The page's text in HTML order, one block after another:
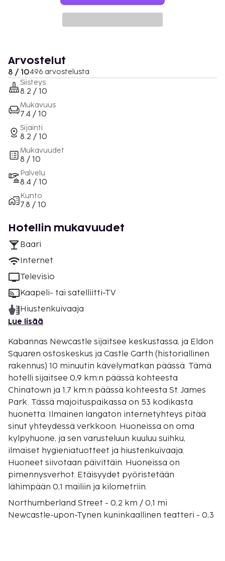
Arvostelut
8 / 10496 arvostelusta
Siisteys
8.2 / 10
Mukavuus
7.4 / 10
Sijainti
8.2 / 10
Mukavuudet
8 / 10
Palvelu
8.4 / 10
Kunto
7.8 / 10
Hotellin mukavuudet
Baari
Internet
Televisio
Kaapeli- tai satelliitti-TV
Hiustenkuivaaja
Lue lisää
Kabannas Newcastle sijaitsee keskustassa, ja Eldon
Squaren ostoskeskus ja Castle Garth (historiallinen
rakennus) 10 minuutin kävelymatkan päässä. Tämä
hotelli sijaitsee 0,9 km:n päässä kohteesta
Chinatown ja 1,7 km:n päässä kohteesta St. James
Park. Tässä majoituspaikassa on 53 kodikasta
huonetta. Ilmainen langaton internetyhteys pitää
sinut yhteydessä verkkoon. Huoneissa on oma
kylpyhuone, ja sen varusteluun kuuluu suihku,
ilmaiset hygieniatuotteet ja hiustenkuivaaja.
Huoneet siivotaan päivittäin. Huoneissa on
pimennysverhot. Etäisyydet pyöristetään
lähimpään 0,1 mailiin ja kilometriin.
Northumberland Street - 0,2 km / 0,1 mi
Newcastle-upon-Tynen kuninkaallinen teatteri - 0,3